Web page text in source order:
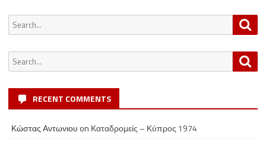
Search
for:
Search
for:
RECENT COMMENTS
Κώστας Αντωνιου on Καταδρομείς – Κύπρος 1974